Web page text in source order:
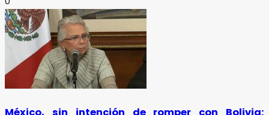
México, sin intención de romper con Bolivia: